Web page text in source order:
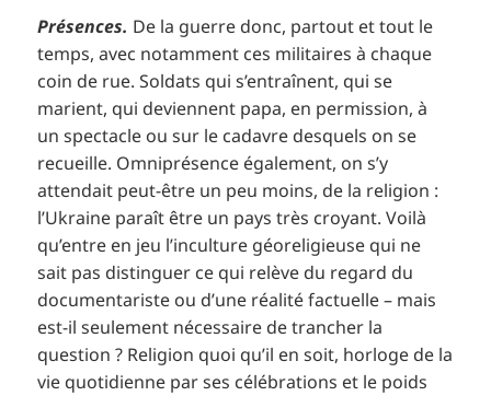
Présences. De la guerre donc, partout et tout le
temps, avec notamment ces militaires à chaque
coin de rue. Soldats qui s’entraînent, qui se
marient, qui deviennent papa, en permission, à
un spectacle ou sur le cadavre desquels on se
recueille. Omniprésence également, on s’y
attendait peut-être un peu moins, de la religion :
l’Ukraine paraît être un pays très croyant. Voilà
qu’entre en jeu l’inculture géoreligieuse qui ne
sait pas distinguer ce qui relève du regard du
documentariste ou d’une réalité factuelle – mais
est-il seulement nécessaire de trancher la
question ? Religion quoi qu’il en soit, horloge de la
vie quotidienne par ses célébrations et le poids